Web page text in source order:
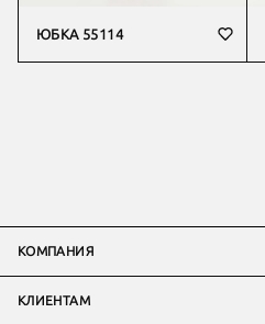
ЮБКА 55114
КОМПАНИЯ
КЛИЕНТАМ